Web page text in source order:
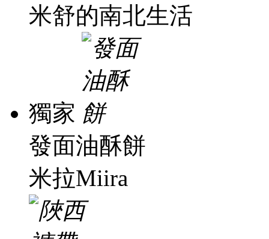
米舒的南北生活
獨家
發面油酥餅
米拉Miira